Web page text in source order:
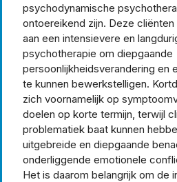
psychodynamische
ontoereikend zijn. Deze
aan een intensievere en
psychotherapie om diepgaande
persoonlijkheidsverandering en
te kunnen bewerkstelligen.
zich voornamelijk op
doelen op korte termijn, terwijl
problematiek baat kunnen
uitgebreide en diepgaande
onderliggende emotionele
Het is daarom belangrijk om de